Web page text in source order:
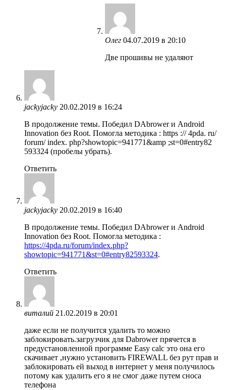
Олег 04.07.2019 в 20:10
Две прошивы не удаляют
jackyjacky 20.02.2019 в 16:24
В продолжение темы. Победил DAbrower и Android
Innovation без Root. Помогла методика : https :// 4pda. ru/
forum/ index. php?showtopic=941771&amp ;st=0#entry82
593324 (пробелы убрать).
Ответить
jackyjacky 20.02.2019 в 16:40
В продолжение темы. Победил DAbrower и Android
Innovation без Root. Помогла методика :
https://4pda.ru/forum/index.php?
showtopic=941771&st=0#entry82593324.
Ответить
виталий 21.02.2019 в 20:01
даже если не получится удалить то можно
заблокировать.загрузчик для Dabrower прячется в
предустановленной программе Easy calc это она его
скачивает ,нужно установить FIREWALL без рут прав и
заблокировать ей выход в интернет у меня получилось
потому как удалить его я не смог даже путем сноса
телефона